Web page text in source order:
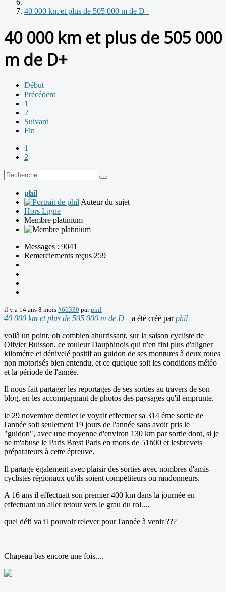
40 000 km et plus de 505 000 m de D+
40 000 km et plus de 505 000
m de D+
Début
Précédent
1
2
Suivant
Fin
1
2
phil
Auteur du sujet
Hors Ligne
Membre platinium
Messages : 9041
Remerciements reçus 259
il y a 14 ans 8 mois #66330 parphil
40 000 km et plus de 505 000 m de D+ a été créé parphil
voilà un point, oh combien ahurrissant, sur la saison cycliste de
Olivier Buisson, ce rouleur Dauphinois qui n'en fini plus d'aligner
kilométre et dénivelé positif au guidon de ses montures à deux roues
non motorisés bien entendu, et ce quelque soit les conditions météo
et la période de l'année.
Il nous fait partager les reportages de ses sorties au travers de son
blog, en les accompagnant de photos des paysages qu'il emprunte.
le 29 novembre dernier le voyait effectuer sa 314 éme sortie de
l'année soit seulement 19 jours de l'année sans avoir pris le
"guidon", avec une moyenne d'environ 130 km par sortie dont, si je
ne m'abuse le Paris Brest Paris en mons de 51h00 et lesbrevets
préparateurs à cette épreuve.
Il partage également avec plaisir des sorties avec nombres d'amis
cyclistes régionaux qu'ils soient compétiteurs ou randonneurs.
A 16 ans il effectuait son premier 400 km dans la journée en
effectuant un aller retour vers le grau du roi....
quel défi va t'l pouvoir relever pour l'année à venir ???
Chapeau bas encore une fois....